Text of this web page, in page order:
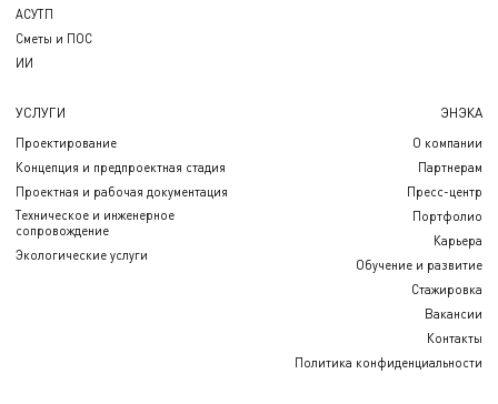
АСУТП
Сметы и ПОС
ИИ
УСЛУГИ
Проектирование
Концепция и предпроектная стадия
Проектная и рабочая документация
Техническое и инженерное
сопровождение
Экологические услуги
ЭНЭКА
О компании
Партнерам
Пресс-центр
Портфолио
Карьера
Обучение и развитие
Стажировка
Вакансии
Контакты
Политика конфиденциальности